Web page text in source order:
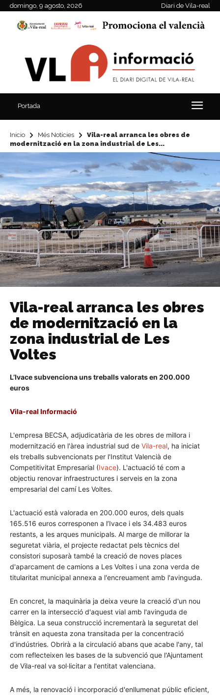
domingo, 9 agosto, 2026 Diari de Vila-real
Portada
Inicio Més Notícies
Vila-real arranca les obres de
modernització en la zona industrial de Les...
Vila-real arranca les obres
de modernització en la
zona industrial de Les
Voltes
L’Ivace subvenciona uns treballs valorats en 200.000
euros
Vila-real Informació
L'empresa BECSA, adjudicatària de les obres de millora i
modernització en l'àrea industrial sud de Vila-real, ha iniciat
els treballs subvencionats per l'Institut Valencià de
Competitivitat Empresarial (Ivace). L'actuació té com a
objectiu renovar infraestructures i serveis en la zona
empresarial del camí Les Voltes.
L'actuació està valorada en 200.000 euros, dels quals
165.516 euros corresponen a l’Ivace i els 34.483 euros
restants, a les arques municipals. Al marge de millorar la
seguretat viària, el projecte redactat pels tècnics del
consistori suposarà també la creació de noves places
d'aparcament de camions a Les Voltes i una zona verda de
titularitat municipal annexa a l'encreuament amb l'avinguda.
En concret, la maquinària ja deixa veure la creació d'un nou
carrer en la intersecció d'aquest vial amb l'avinguda de
Bèlgica. La seua construcció incrementarà la seguretat del
trànsit en aquesta zona transitada per la concentració
d'indústries. Obrirà a la circulació abans que acabe l'any, tal
com reflecteixen les bases de la subvenció que l'Ajuntament
de Vila-real va sol·licitar a l'entitat valenciana.
A més, la renovació i incorporació d'enllumenat públic eficient,